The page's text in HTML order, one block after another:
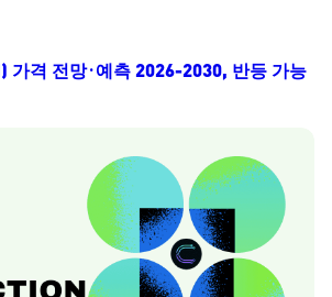
격 전망·예측 2026-2030, 반등 가능